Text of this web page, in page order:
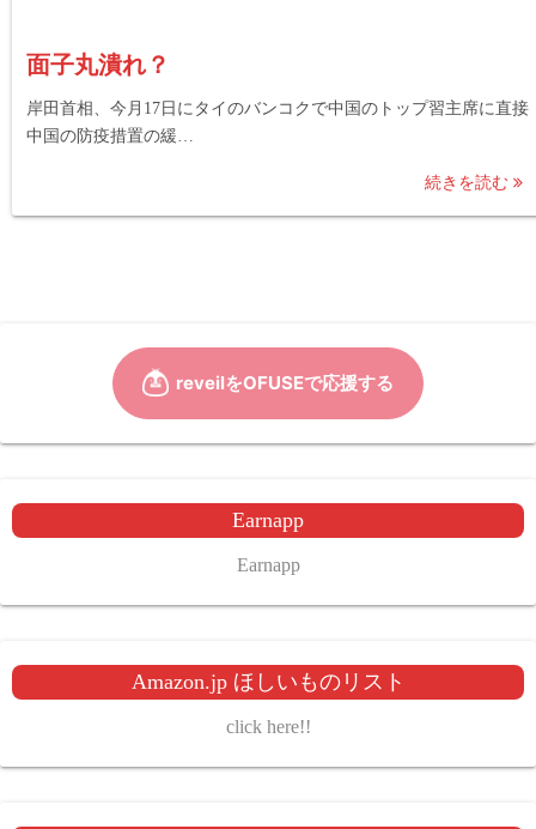
面子丸潰れ？
岸田首相、今月17日にタイのバンコクで中国のトップ習主席に直接
中国の防疫措置の緩…
続きを読む
Earnapp
Earnapp
Amazon.jp ほしいものリスト
click here!!